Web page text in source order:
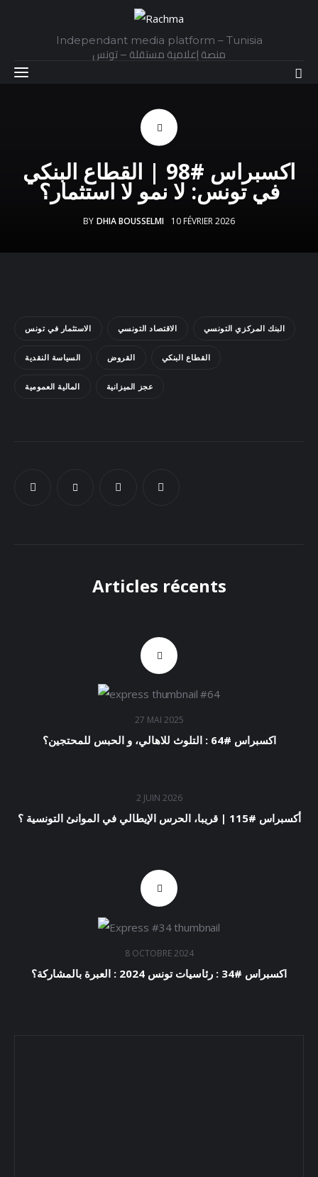
Independant media platform – Tunisia
منصة إعلامية مستقلة – تونس
Explainer
Sounds
اكسبراس #98 | القطاع البنكي
في تونس: لا نمو لا استثمار؟
BY DHIA BOUSSELMI 10 FÉVRIER 2026
الاستثمار في تونس الاقتصاد التونسي البنك المركزي التونسي
السياسة النقدية القروض القطاع البنكي
المالية العمومية عجز الميزانية
Articles récents
27 MAI 2025
اكسبراس #64 : التلوث للاهالي، و الحبس للمحتجين؟
2 JUIN 2026
أكسبراس #115 | قريبا، الحرس الإيطالي في الموانئ التونسية ؟
8 OCTOBRE 2024
اكسبراس #34 : رئاسيات تونس 2024 : العبرة بالمشاركة؟